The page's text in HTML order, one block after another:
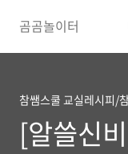
곰곰놀이터
참쌤스쿨 교실레시피/
[알쓸신